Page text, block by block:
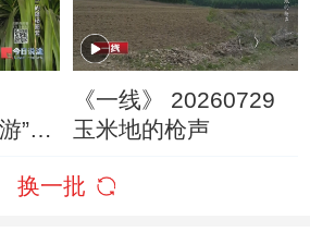
”的
《一线》 20260729
玉米地的枪声
换一批